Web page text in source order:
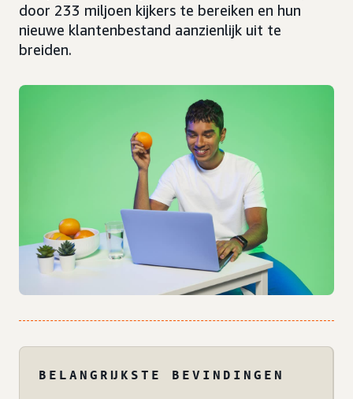
door 233 miljoen kijkers te bereiken en hun
nieuwe klantenbestand aanzienlijk uit te
breiden.
BELANGRIJKSTE BEVINDINGEN